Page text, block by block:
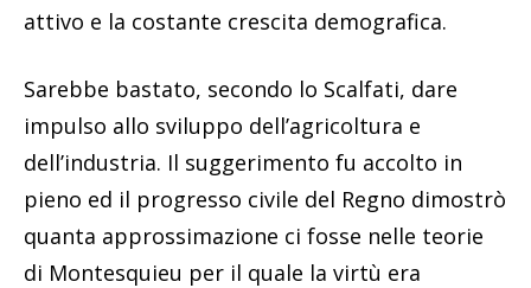
attivo e la costante crescita demografica.
Sarebbe bastato, secondo lo Scalfati, dare
impulso allo sviluppo dell’agricoltura e
dell’industria. Il suggerimento fu accolto in
pieno ed il progresso civile del Regno dimostrò
quanta approssimazione ci fosse nelle teorie
di Montesquieu per il quale la virtù era